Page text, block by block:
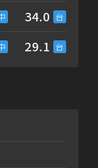
34.0
29.1